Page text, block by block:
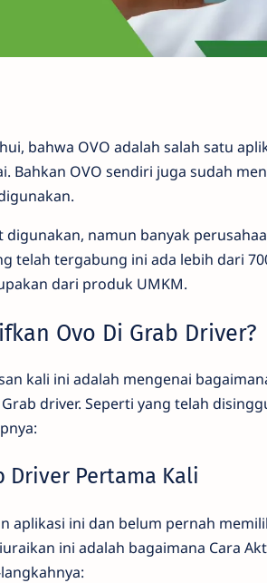
bahwa OVO adalah salah satu
Bahkan OVO sendiri juga sudah
digunakan, namun banyak
telah tergabung ini ada lebih dari
dari produk UMKM.
Ovo Di Grab Driver?
kali ini adalah mengenai
driver. Seperti yang telah
Driver Pertama Kali
aplikasi ini dan belum pernah
ini adalah bagaimana Cara